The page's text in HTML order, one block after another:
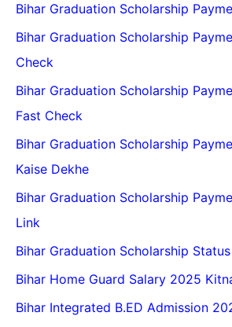
Bihar Graduation Scholarship
Bihar Graduation Scholarship
Check
Bihar Graduation Scholarship
Fast Check
Bihar Graduation Scholarship
Kaise Dekhe
Bihar Graduation Scholarship
Link
Bihar Graduation Scholarship Status
Bihar Home Guard Salary 2025
Bihar Integrated B.ED Admission